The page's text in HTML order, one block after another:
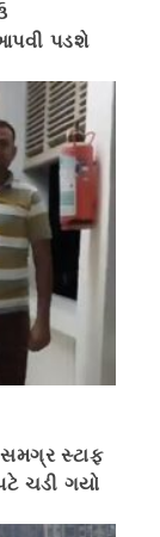
પડશે
સમગ્ર સ્ટાફ
ચડી ગયો